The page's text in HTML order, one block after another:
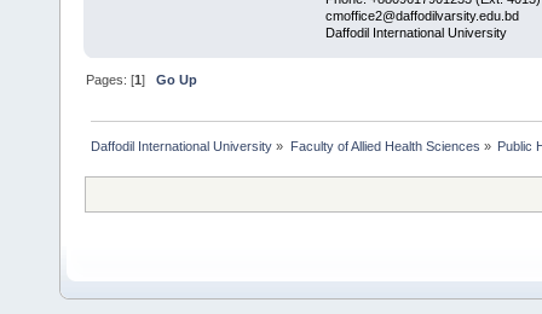
cmoffice2@daffodilvarsity.edu.bd
Daffodil International University
Pages: [1]Go Up
Daffodil International University » Faculty of Allied Health Sciences » Public